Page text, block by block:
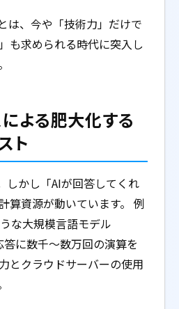
は、今や「技術力」だけで
も求められる時代に突入し
よる肥大化する
ト
しかし「AIが回答してくれ
算資源が動いています。 例
な大規模言語モデル
答に数千〜数万回の演算を
とクラウドサーバーの使用